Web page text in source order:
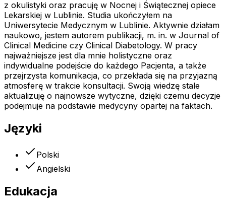
z okulistyki oraz pracuję w Nocnej i Świątecznej opiece
Lekarskiej w Lublinie. Studia ukończyłem na
Uniwersytecie Medycznym w Lublinie. Aktywnie działam
naukowo, jestem autorem publikacji, m. in. w Journal of
Clinical Medicine czy Clinical Diabetology. W pracy
najważniejsze jest dla mnie holistyczne oraz
indywidualne podejście do każdego Pacjenta, a także
przejrzysta komunikacja, co przekłada się na przyjazną
atmosferę w trakcie konsultacji. Swoją wiedzę stale
aktualizuję o najnowsze wytyczne, dzięki czemu decyzje
podejmuje na podstawie medycyny opartej na faktach.
Języki
Polski
Angielski
Edukacja